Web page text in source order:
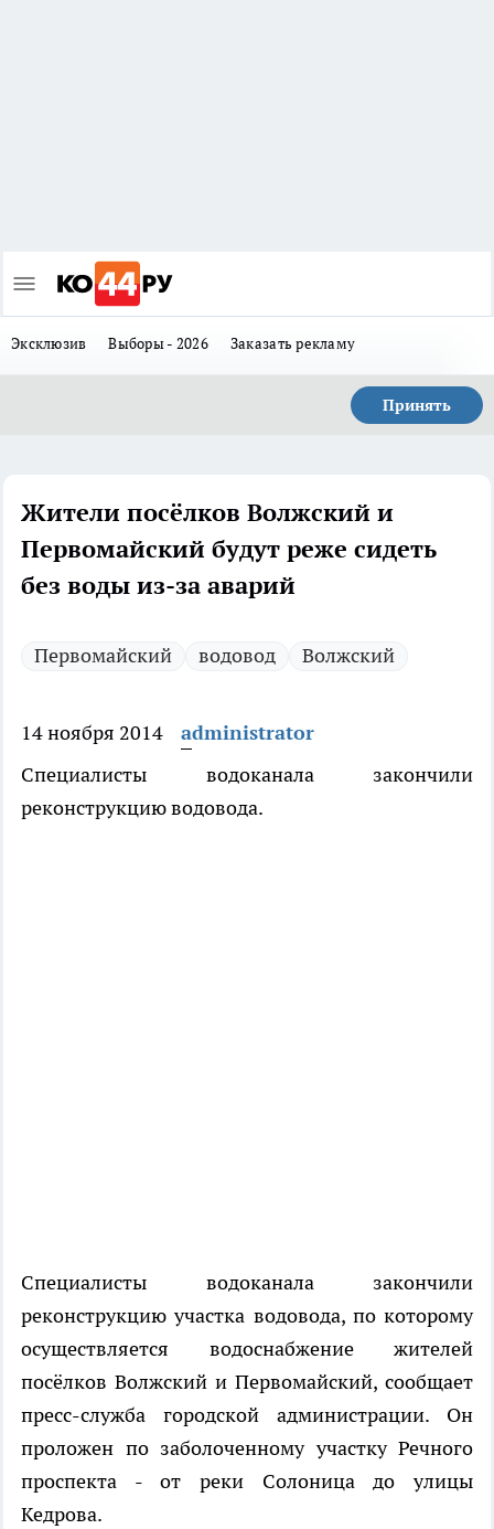
Эксклюзив Выборы - 2026 Заказать рекламу
Принять
Жители посёлков Волжский и
Первомайский будут реже сидеть
без воды из-за аварий
Первомайский водовод Волжский
14 ноября 2014
administrator
Специалисты водоканала закончили
реконструкцию водовода.
Специалисты водоканала закончили
реконструкцию участка водовода, по которому
осуществляется водоснабжение жителей
посёлков Волжский и Первомайский, сообщает
пресс-служба городской администрации. Он
проложен по заболоченному участку Речного
проспекта - от реки Солоница до улицы
Кедрова.